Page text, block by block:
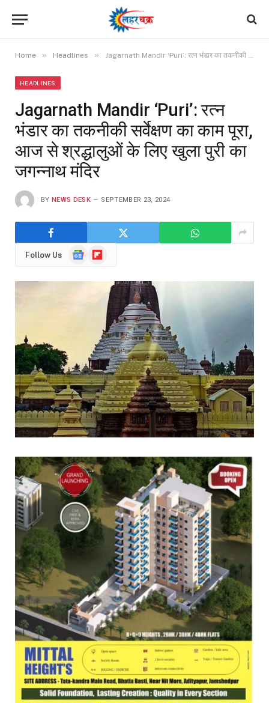
Home » Headlines » Jagarnath Mandir ‘Puri’: रत्न भंडार का तकनीकी सर्वेक्षण का काम पूरा, आज से श्रद्धालुओं के लिए खुला पुरी का जगन्नाथ मंदिर
HEADLINES
Jagarnath Mandir ‘Puri’: रत्न
भंडार का तकनीकी सर्वेक्षण का काम पूरा,
आज से श्रद्धालुओं के लिए खुला पुरी का
जगन्नाथ मंदिर
BY NEWS DESK SEPTEMBER 23, 2024
Follow Us
GoogleFlipboard